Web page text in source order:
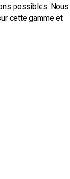
possibles. Nous
cette gamme et